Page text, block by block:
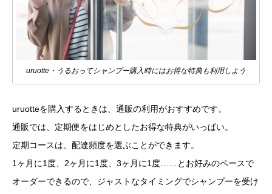
uruotte・うるおってシャンプー購入時にはお得な特典も利用しよう
uruotteを購入するときは、通販の利用がおすすめです。
通販では、定期便をはじめとしたお得な特典がいっぱい。
定期コースは、配達頻度を選ぶことができます。
1ヶ月に1度、2ヶ月に1度、3ヶ月に1度……とお好みのペースで
オーダーできるので、ジャストなタイミングでシャンプーを受け